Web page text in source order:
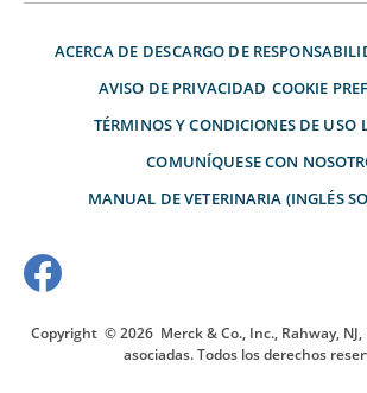
ACERCA DE DESCARGO DE
AVISO DE PRIVACIDAD COOKIE
TÉRMINOS Y CONDICIONES DE USO
COMUNÍQUESE CON
MANUAL DE VETERINARIA (INGLÉS
Copyright © 2026 Merck & Co., Inc., Rahway,
asociadas. Todos los derechos